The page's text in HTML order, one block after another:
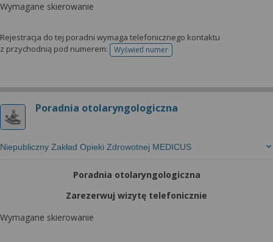
Wymagane skierowanie
Rejestracja do tej poradni wymaga telefonicznego kontaktu
z przychodnią pod numerem:
Wyświetl numertelefonu do rejestracji
Poradnia otolaryngologiczna
Niepubliczny Zakład Opieki Zdrowotnej MEDICUS
Poradnia otolaryngologiczna
Zarezerwuj wizytę telefonicznie
Wymagane skierowanie